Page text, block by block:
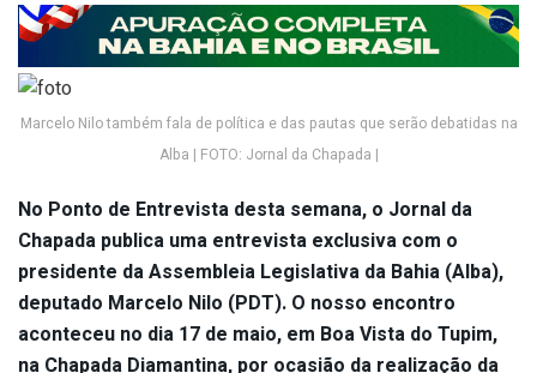
Marcelo Nilo também fala de política e das pautas que serão debatidas na
Alba | FOTO: Jornal da Chapada |
No Ponto de Entrevista desta semana, o Jornal da
Chapada publica uma entrevista exclusiva com o
presidente da Assembleia Legislativa da Bahia (Alba),
deputado Marcelo Nilo (PDT). O nosso encontro
aconteceu no dia 17 de maio, em Boa Vista do Tupim,
na Chapada Diamantina, por ocasião da realização da